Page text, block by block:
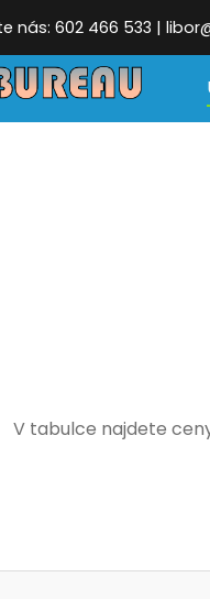
nás: 602 466 533 |
V tabulce najdete